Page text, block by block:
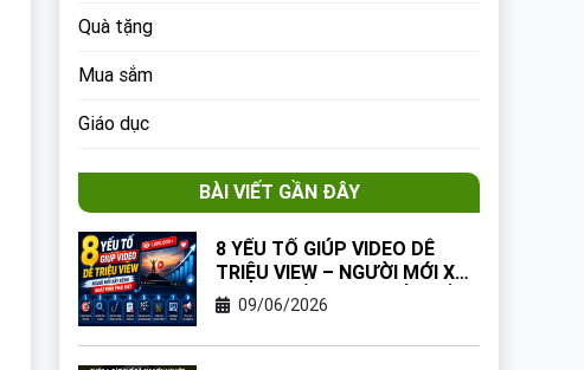
Quà tặng
Mua sắm
Giáo dục
BÀI VIẾT GẦN ĐÂY
8 YẾU TỐ GIÚP VIDEO DỄ
TRIỆU VIEW – NGƯỜI MỚI XÂY
KÊNH NHẤT ĐỊNH PHẢI BIẾT
09/06/2026